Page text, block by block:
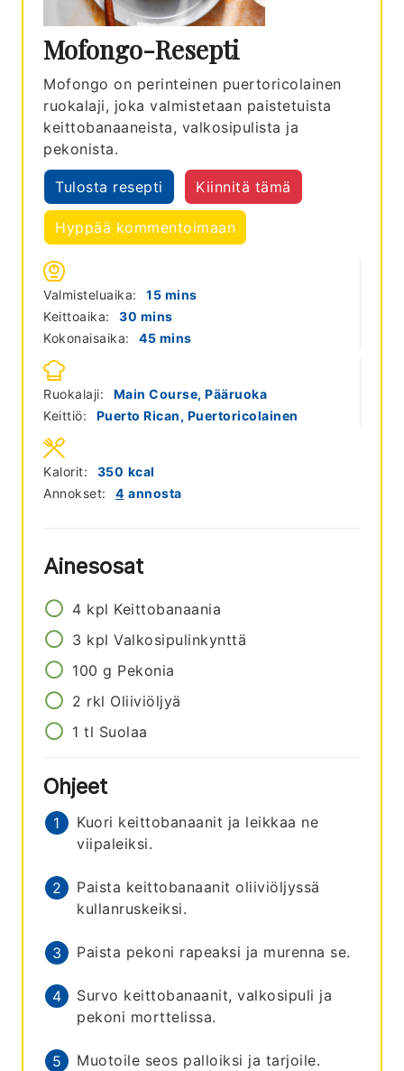
Mofongo-Resepti
Mofongo on perinteinen puertoricolainen
ruokalaji, joka valmistetaan paistetuista
keittobanaaneista, valkosipulista ja
pekonista.
Tulosta resepti Kiinnitä tämä
Hyppää kommentoimaan
Valmisteluaika: 15minutes
mins
Keittoaika:
30 minutes
mins
Kokonaisaika:
45minutes
mins
Ruokalaji:
Main Course, Pääruoka
Keittiö:
Puerto Rican, Puertoricolainen
Annokset: 4 annosta
Kalorit: 350 kcal
Ainesosat
4 kpl Keittobanaania
3 kpl Valkosipulinkynttä
100 g Pekonia
2 rkl Oliiviöljyä
1 tl Suolaa
Ohjeet
Kuori keittobanaanit ja leikkaa ne
viipaleiksi.
Paista keittobanaanit oliiviöljyssä
kullanruskeiksi.
Paista pekoni rapeaksi ja murenna se.
Survo keittobanaanit, valkosipuli ja
pekoni morttelissa.
Muotoile seos palloiksi ja tarjoile.